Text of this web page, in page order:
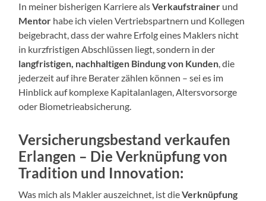
In meiner bisherigen Karriere alsVerkaufstrainer und
Mentor habe ich vielen Vertriebspartnern und Kollegen
beigebracht, dass der wahre Erfolg eines Maklers nicht
in kurzfristigen Abschlüssen liegt, sondern in der
langfristigen, nachhaltigen Bindung von Kunden, die
jederzeit auf ihre Berater zählen können – sei es im
Hinblick auf komplexe Kapitalanlagen, Altersvorsorge
oder Biometrieabsicherung.
Versicherungsbestand verkaufen
Erlangen – Die Verknüpfung von
Tradition und Innovation:
Was mich als Makler auszeichnet, ist dieVerknüpfung